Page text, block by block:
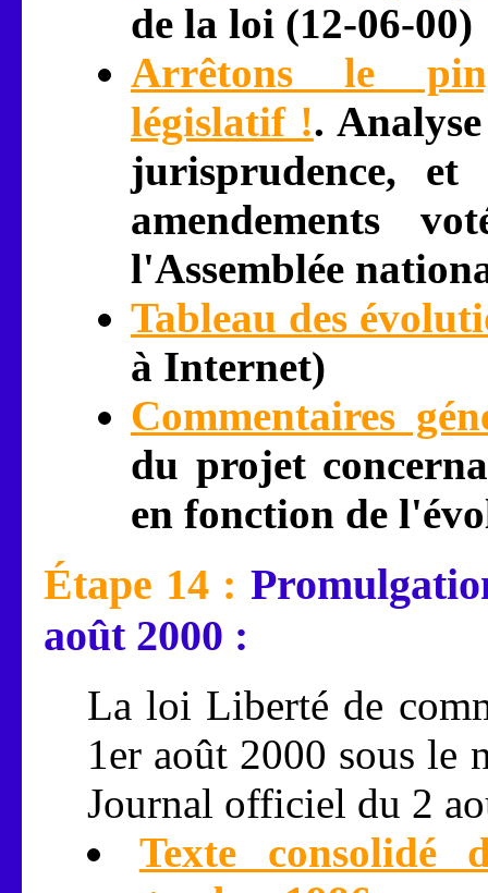
de la loi (12-06-00)
Arrêtons le
législatif !.
jurisprudence,
amendements
l'Assemblée
Tableau des
à Internet)
Commentaires
du projet
en fonction de
Étape 14 :
août 2000 :
La loi Liberté de
1er août 2000 sous le
Journal officiel du 2
Texte